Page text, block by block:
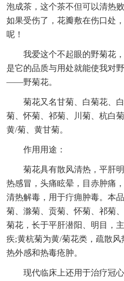
泡成茶，这个茶不但可以清热
如果受伤了，花瓣敷在伤口处
呢！
我爱这个不起眼的野菊花
是它的品质与用处就能使我对
——野菊花。
菊花又名甘菊、白菊花、
菊、怀菊、祁菊、川菊、杭白
黄/菊、黄甘菊。
作用用途：
菊花具有散风清热，平肝
热感冒，头痛眩晕，目赤肿痛
清热解毒，用于疔痈肿毒。本
菊、滁菊、贡菊、怀菊、祁菊
菊花，长于平肝潜阳、明目，
疾;黄杭菊为黄/菊花类，疏散
热外感和热毒疮肿。
现代临床上还用于治疗冠